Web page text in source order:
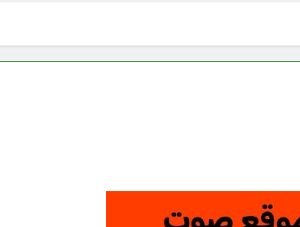
من راسمالية الدولة الى راسمالية المرجعيات والاحزاب
16 ساعة Ago